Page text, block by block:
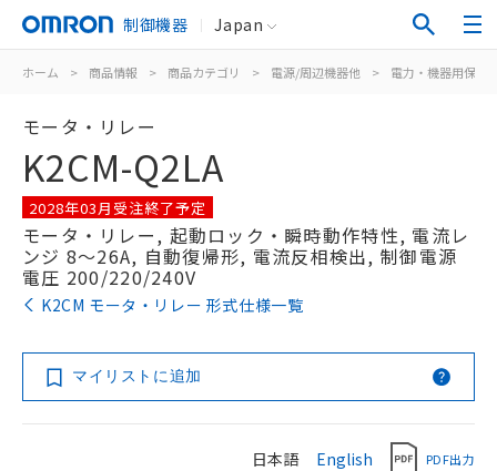
制御機器 Japan
ホーム > 商品情報 > 商品カテゴリ > 電源/周辺機器他 > 電力・機器用保護
モータ・リレー
K2CM-Q2LA
2028年03月受注終了予定
モータ・リレー, 起動ロック・瞬時動作特性, 電流レ
ンジ 8～26A, 自動復帰形, 電流反相検出, 制御電源
電圧 200/220/240V
K2CM モータ・リレー 形式仕様一覧
マイリストに追加
日本語 English PDF出力